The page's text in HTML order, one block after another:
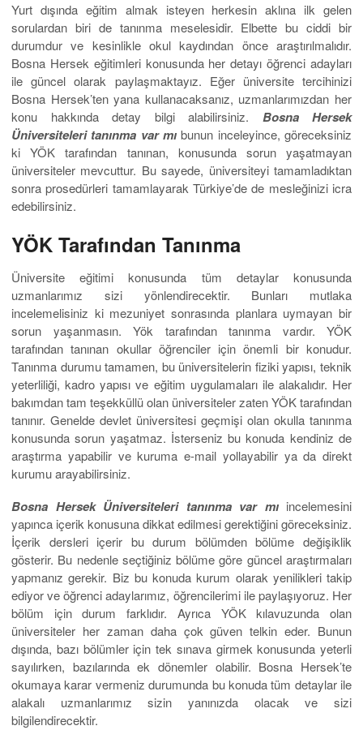
Yurt dışında eğitim almak isteyen herkesin aklına ilk gelen
sorulardan biri de tanınma meselesidir. Elbette bu ciddi bir
durumdur ve kesinlikle okul kaydından önce araştırılmalıdır.
Bosna Hersek eğitimleri konusunda her detayı öğrenci adayları
ile güncel olarak paylaşmaktayız. Eğer üniversite tercihinizi
Bosna Hersek’ten yana kullanacaksanız, uzmanlarımızdan her
konu hakkında detay bilgi alabilirsiniz. Bosna Hersek
Üniversiteleri tanınma var mı bunun inceleyince, göreceksiniz
ki YÖK tarafından tanınan, konusunda sorun yaşatmayan
üniversiteler mevcuttur. Bu sayede, üniversiteyi tamamladıktan
sonra prosedürleri tamamlayarak Türkiye’de de mesleğinizi icra
edebilirsiniz.
YÖK Tarafından Tanınma
Üniversite eğitimi konusunda tüm detaylar konusunda
uzmanlarımız sizi yönlendirecektir. Bunları mutlaka
incelemelisiniz ki mezuniyet sonrasında planlara uymayan bir
sorun yaşanmasın. Yök tarafından tanınma vardır. YÖK
tarafından tanınan okullar öğrenciler için önemli bir konudur.
Tanınma durumu tamamen, bu üniversitelerin fiziki yapısı, teknik
yeterliliği, kadro yapısı ve eğitim uygulamaları ile alakalıdır. Her
bakımdan tam teşekküllü olan üniversiteler zaten YÖK tarafından
tanınır. Genelde devlet üniversitesi geçmişi olan okulla tanınma
konusunda sorun yaşatmaz. İsterseniz bu konuda kendiniz de
araştırma yapabilir ve kuruma e-mail yollayabilir ya da direkt
kurumu arayabilirsiniz.
Bosna Hersek Üniversiteleri tanınma var mıincelemesini
yapınca içerik konusuna dikkat edilmesi gerektiğini göreceksiniz.
İçerik dersleri içerir bu durum bölümden bölüme değişiklik
gösterir. Bu nedenle seçtiğiniz bölüme göre güncel araştırmaları
yapmanız gerekir. Biz bu konuda kurum olarak yenilikleri takip
ediyor ve öğrenci adaylarımız, öğrencilerimi ile paylaşıyoruz. Her
bölüm için durum farklıdır. Ayrıca YÖK kılavuzunda olan
üniversiteler her zaman daha çok güven telkin eder. Bunun
dışında, bazı bölümler için tek sınava girmek konusunda yeterli
sayılırken, bazılarında ek dönemler olabilir. Bosna Hersek’te
okumaya karar vermeniz durumunda bu konuda tüm detaylar ile
alakalı uzmanlarımız sizin yanınızda olacak ve sizi
bilgilendirecektir.